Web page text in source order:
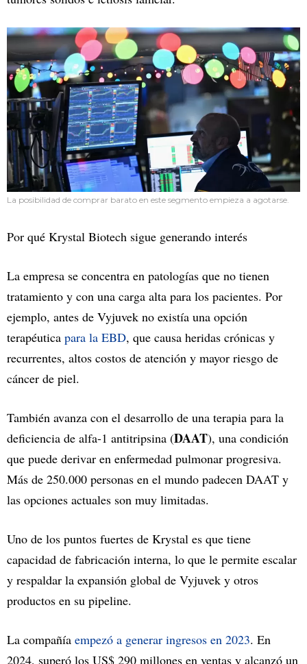
La posibilidad de comprar barato en este segmento empieza a agotarse.
Por qué Krystal Biotech sigue generando interés
La empresa se concentra en patologías que no tienen
tratamiento y con una carga alta para los pacientes. Por
ejemplo, antes de Vyjuvek no existía una opción
terapéutica para la EBD, que causa heridas crónicas y
recurrentes, altos costos de atención y mayor riesgo de
cáncer de piel.
También avanza con el desarrollo de una terapia para la
deficiencia de alfa-1 antitripsina (DAAT), una condición
que puede derivar en enfermedad pulmonar progresiva.
Más de 250.000 personas en el mundo padecen DAAT y
las opciones actuales son muy limitadas.
Uno de los puntos fuertes de Krystal es que tiene
capacidad de fabricación interna, lo que le permite escalar
y respaldar la expansión global de Vyjuvek y otros
productos en su pipeline.
La compañía empezó a generar ingresos en 2023. En
2024, superó los US$ 290 millones en ventas y alcanzó un